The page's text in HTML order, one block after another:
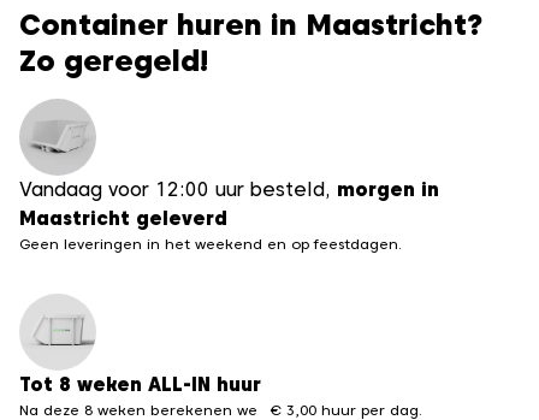
Container huren in Maastricht?
Zo geregeld!
Vandaag voor 12:00 uur besteld, morgen in
Maastricht geleverd
Geen leveringen in het weekend en op feestdagen.
Tot 8 weken ALL-IN huur
Na deze 8 weken berekenen we € 3,00 huur per dag.